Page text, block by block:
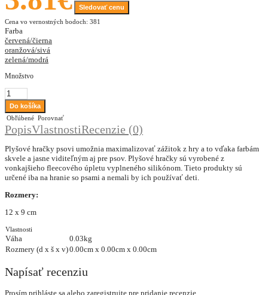
Sledovať cenu
Cena vo vernostných bodoch: 381
Farba
červená/čierna
oranžová/sivá
zelená/modrá
Množstvo
Obľúbené Porovnať
PopisVlastnostiRecenzie (0)
Plyšové hračky psovi umožnia maximalizovať zážitok z hry a to vďaka farbám
skvele a jasne viditeľným aj pre psov. Plyšové hračky sú vyrobené z
vonkajšieho fleecového úpletu vyplneného silikónom. Tieto produkty sú
určené iba na hranie so psami a nemali by ich používať deti.
Rozmery:
12 x 9 cm
Vlastnosti
Váha
0.03kg
Rozmery (d x š x v)0.00cm x 0.00cm x 0.00cm
Napísať recenziu
Prosím prihláste sa alebo zaregistrujte pre pridanie recenzie